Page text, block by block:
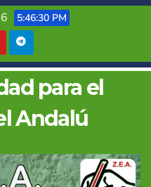
5:46:31 PM
para el
Andalú